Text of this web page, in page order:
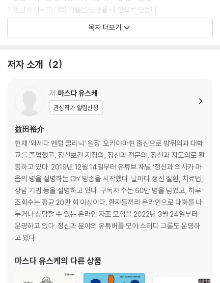
? 정신과 의사의 대화 기술은 인생을 내 편으로 만든다
01 앞으로는 ‘신뢰받는 사람’이 성공한다
03 대화하기 전에 목표를 설정해야 한다
column 정신과 의사의 대화 목표
04 대화하기 전에 신뢰를 얻어야 대화가 잘 이루어진다
column 정신과 의사가 환자에게 신뢰받기 위해 유념해야 하는 것
05 모든 업종에서 사전 정보 공개가 중요하다
06 대화의 스토리 전개를 미리 정해둔다
07 시간과 장소가 대화에 끼치는 영향
column 정신과 의사는 왜 환자에게 영향을 받지 않을까?
제2장 대화하기 전에 자신의 성격과 특징을 이해한다
08 대화하기 전에 스스로 어떤 사람인지 파악하자
09 누구든지 ‘가족의 영향’에서 벗어날 수 없다
11 인생의 각 시기와 세대의 영향
13 대화하기 전에 자신의 ‘경향’을 분석한다
목차 더보기
저자 소개 2
저 마스다 유스케
관심작가 알림신청
益田裕介
현재 ‘와세다 멘털 클리닉’ 원장. 오카야마현 출신으로 방위의과 대학
교를 졸업했고, 정신보건 지정의, 정신과 전문의, 정신과 지도의로 활
동하고 있다. 2019년 12월 14일부터 유튜브 채널 ‘정신과 의사가 마
음의 병을 설명하는 Ch’ 방송을 시작했다. 날마다 정신 질환, 치료법,
상담 기법 등을 설명하고 있다. 구독자 수는 60만 명을 넘었고, 하루
조회수는 평균 20만 회 이상이다. 환자들끼리 온라인으로 대화를 나
누거나 상담할 수 있는 온라인 자조 모임을 2022년 3월 24일부터
운영하고 있다. 정신과 분야의 유튜버를 모아 스터디 그룹도 운영하
고 있다.
마스다 유스케 의 다른 상품